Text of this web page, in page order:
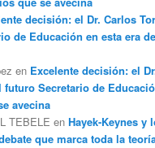
decisión: el Dr. Carlos
de Educación en esta era
en Excelente decisión: el
futuro Secretario de
avecina
TEBELE enHayek-Keynes y
que marca toda la